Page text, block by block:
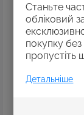
Станьте
обліковий
покупку
пропустіть
Детальніше
властивості,
приємною.
Особливості:
• Вершкова
поверхню.